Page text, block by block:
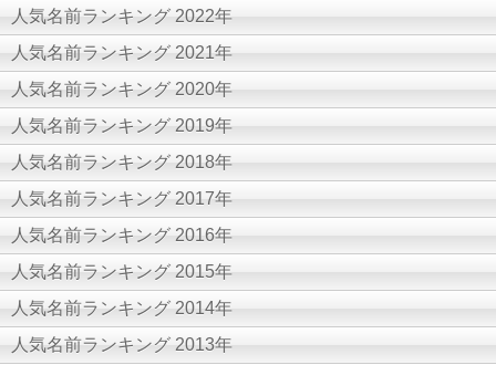
人気名前ランキング 2022年
人気名前ランキング 2021年
人気名前ランキング 2020年
人気名前ランキング 2019年
人気名前ランキング 2018年
人気名前ランキング 2017年
人気名前ランキング 2016年
人気名前ランキング 2015年
人気名前ランキング 2014年
人気名前ランキング 2013年